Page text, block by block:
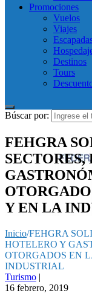
Promociones
Vuelos
Viajes
Destinos
Tours
Búscar por:
FEHGRA
Y EN LA
Inicio/FEHGRA
HOTELERO Y
OTORGADOS EN
INDUSTRIAL
Turismo |
16 febrero, 2019